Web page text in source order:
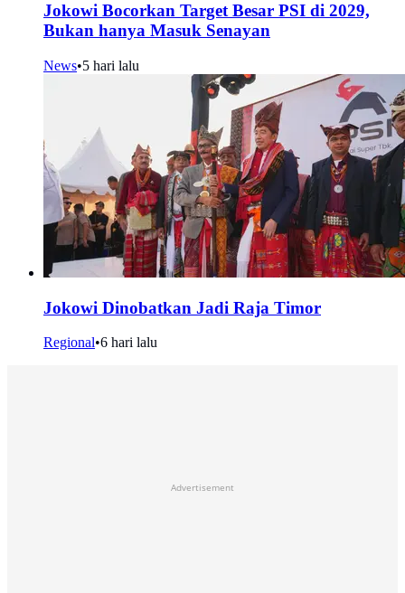
Jokowi Bocorkan Target Besar PSI di 2029,
Bukan hanya Masuk Senayan
News•5 hari lalu
Jokowi Dinobatkan Jadi Raja Timor
Regional•6 hari lalu
Advertisement